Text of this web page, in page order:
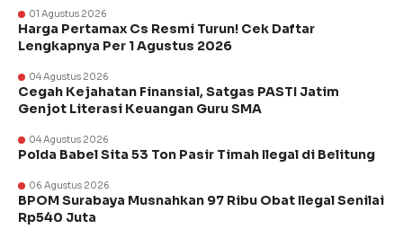
01 Agustus 2026
Harga Pertamax Cs Resmi Turun! Cek Daftar
Lengkapnya Per 1 Agustus 2026
04 Agustus 2026
Cegah Kejahatan Finansial, Satgas PASTI Jatim
Genjot Literasi Keuangan Guru SMA
04 Agustus 2026
Polda Babel Sita 53 Ton Pasir Timah Ilegal di Belitung
06 Agustus 2026
BPOM Surabaya Musnahkan 97 Ribu Obat Ilegal Senilai
Rp540 Juta